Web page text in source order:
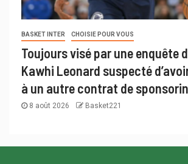
BASKET INTER CHOISIE POUR VOUS
Toujours visé par une enquête
Kawhi Leonard suspecté
à un autre contrat de
8 août 2026 Basket221